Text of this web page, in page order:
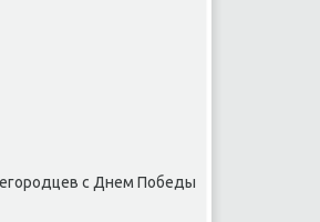
с Днем Победы